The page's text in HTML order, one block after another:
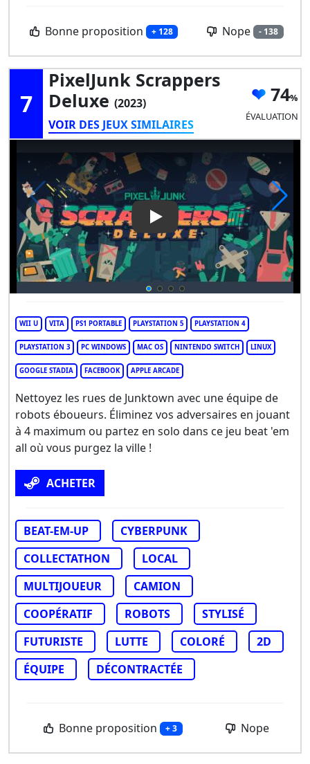
Bonne proposition + 128 Nope - 138
7
PixelJunk Scrappers
Deluxe (2023)
VOIR DES JEUX SIMILAIRES
74
ÉVALUATION
Play Video: PixelJunk
WII U VITA PS1 PORTABLE PLAYSTATION 5 PLAYSTATION 4
PLAYSTATION 3 PC WINDOWS MAC OS NINTENDO SWITCH LINUX
GOOGLE STADIA FACEBOOK APPLE ARCADE
Nettoyez les rues de Junktown avec une équipe de
robots éboueurs. Éliminez vos adversaires en jouant
à 4 maximum ou partez en solo dans ce jeu beat 'em
all où vous purgez la ville !
ACHETER
BEAT-EM-UP
CYBERPUNK
COLLECTATHON
LOCAL
MULTIJOUEUR
CAMION
COOPÉRATIF
ROBOTS
STYLISÉ
FUTURISTE
LUTTE COLORÉ
2D
ÉQUIPE
DÉCONTRACTÉE
Bonne proposition + 3 Nope